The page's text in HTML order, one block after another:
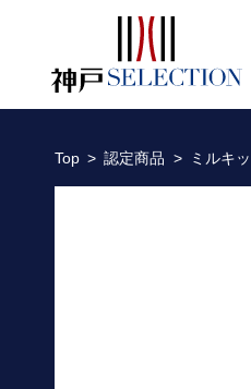
ミルキッシュ
Top 認定商品 ミルキ